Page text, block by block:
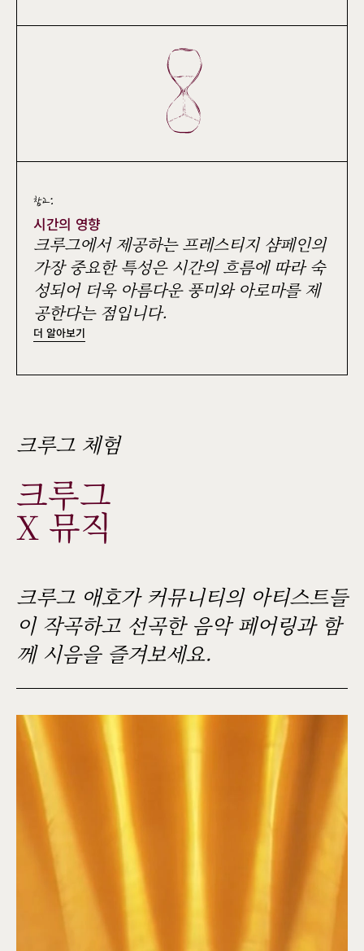
참고:
시간의 영향
크루그에서 제공하는 프레스티지 샴페인의
가장 중요한 특성은 시간의 흐름에 따라 숙
성되어 더욱 아름다운 풍미와 아로마를 제
공한다는 점입니다.
더 알아보기
크루그 체험
크루그
X 뮤직
크루그 애호가 커뮤니티의 아티스트들
이 작곡하고 선곡한 음악 페어링과 함
께 시음을 즐겨보세요.